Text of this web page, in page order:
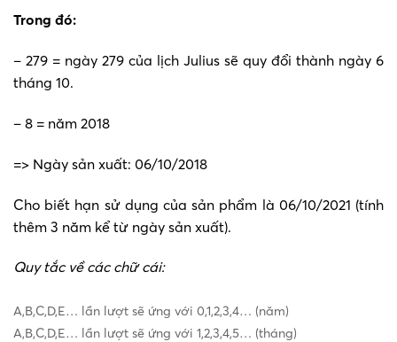
Trong đó:
– 279 = ngày 279 của lịch Julius sẽ quy đổi thành ngày 6
tháng 10.
– 8 = năm 2018
=> Ngày sản xuất: 06/10/2018
Cho biết hạn sử dụng của sản phẩm là 06/10/2021 (tính
thêm 3 năm kể từ ngày sản xuất).
Quy tắc về các chữ cái:
A,B,C,D,E… lần lượt sẽ ứng với 0,1,2,3,4… (năm)
A,B,C,D,E… lần lượt sẽ ứng với 1,2,3,4,5… (tháng)